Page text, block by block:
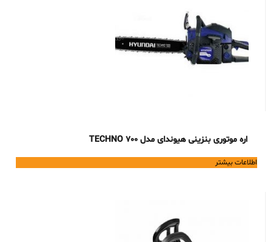
اره موتوری بنزینی هیوندای مدل TECHNO 700
اطلاعات بیشتر